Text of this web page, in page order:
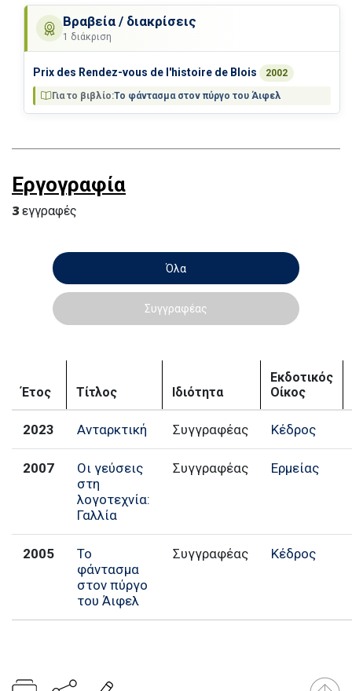
Βραβεία / διακρίσεις
1 διάκριση
Prix des Rendez-vous de l'histoire de Blois 2002
Για το βιβλίο:Το φάντασμα στον πύργο του Άιφελ
Εργογραφία
3 εγγραφές
Όλα
Συγγραφέας
Έτος Τίτλος Ιδιότητα
Εκδοτικός
Οίκος
2023 Ανταρκτική Συγγραφέας Κέδρος
2007
Οι γεύσεις
στη
λογοτεχνία:
Γαλλία
Συγγραφέας Ερμείας
2005
Το
φάντασμα
στον πύργο
του Άιφελ
Συγγραφέας Κέδρος